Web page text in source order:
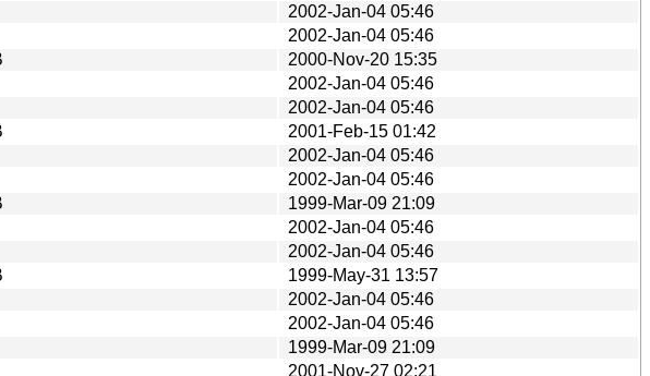
2002-Jan-04 05:46
2002-Jan-04 05:46
2000-Nov-20 15:35
2002-Jan-04 05:46
2002-Jan-04 05:46
2001-Feb-15 01:42
2002-Jan-04 05:46
2002-Jan-04 05:46
1999-Mar-09 21:09
2002-Jan-04 05:46
2002-Jan-04 05:46
1999-May-31 13:57
2002-Jan-04 05:46
2002-Jan-04 05:46
1999-Mar-09 21:09
2001-Nov-27 02:21